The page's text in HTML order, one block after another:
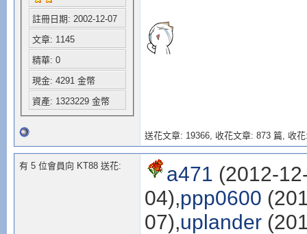
註冊日期: 2002-12-07
文章: 1145
精華: 0
現金: 4291 金幣
資產: 1323229 金幣
送花文章: 19366, 收花文章: 873 篇, 收
有 5 位會員向 KT88 送花: a471 (2012-
04),ppp0600
07),uplander